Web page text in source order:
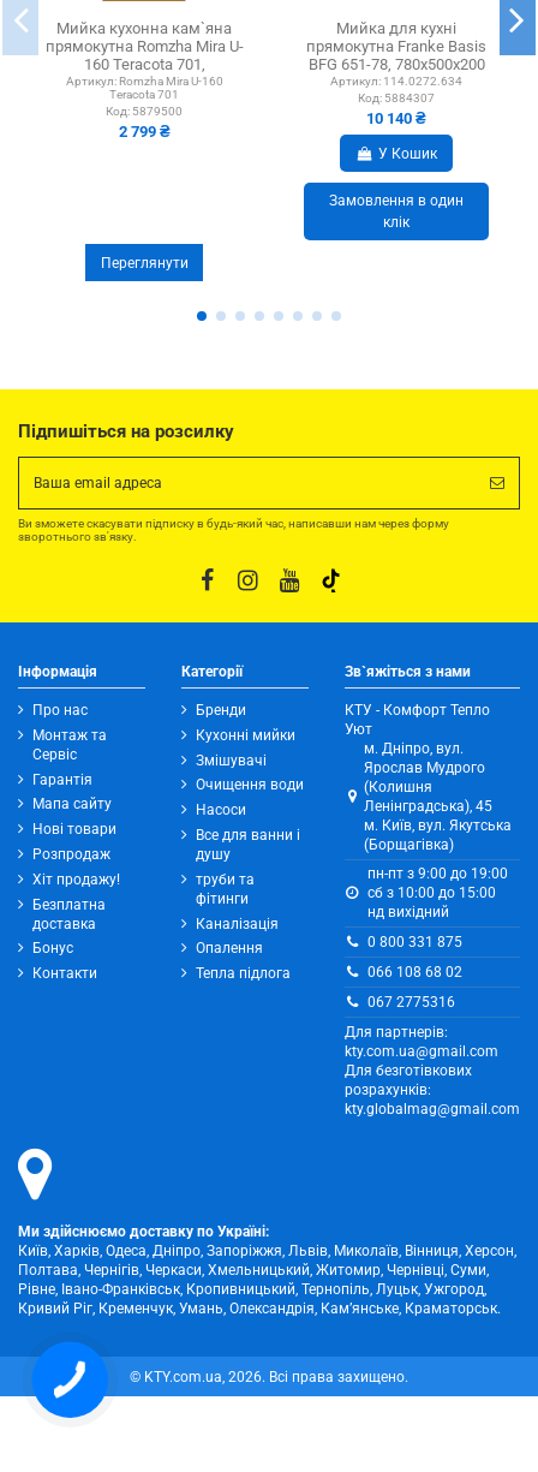
Мийка кухонна кам`яна
прямокутна Romzha Mira U-
160 Teracota 701,
200x420x217 мм
Артикул: Romzha Mira U-160
Teracota 701
Код: 5879500
2 799 ₴
Переглянути
Мийка для кухні
прямокутна Franke Basis
BFG 651-78, 780x500x200
мм, кам`яна, цукру
Артикул: 114.0272.634
Код: 5884307
10 140 ₴
У Кошик
Замовлення в один
клік
Підпишіться на розсилку
Ви зможете скасувати підписку в будь-який час, написавши нам через форму
зворотнього зв'язку.
Інформація
Про нас
Монтаж та
Сервіс
Гарантія
Мапа сайту
Нові товари
Розпродаж
Хіт продажу!
Безплатна
доставка
Бонус
Контакти
Категорії
Бренди
Кухонні мийки
Змішувачі
Очищення води
Насоси
Все для ванни і
душу
труби та
фітинги
Каналізація
Опалення
Тепла підлога
Зв`яжіться з нами
КТУ - Комфорт Тепло
Уют
м. Дніпро, вул.
Ярослав Мудрого
(Колишня
Ленінградська), 45
м. Київ, вул. Якутська
(Борщагівка)
пн-пт з 9:00 до 19:00
сб з 10:00 до 15:00
нд вихідний
0 800 331 875
066 108 68 02
067 2775316
Для партнерів:
kty.com.ua@gmail.com
Для безготівкових
розрахунків:
kty.globalmag@gmail.com
Ми здійснюємо доставку по Україні:
Київ, Харків, Одеса, Дніпро, Запоріжжя, Львів, Миколаїв, Вінниця, Херсон,
Полтава, Чернігів, Черкаси, Хмельницький, Житомир, Чернівці, Суми,
Рівне, Івано-Франківськ, Кропивницький, Тернопіль, Луцьк, Ужгород,
Кривий Ріг, Кременчук, Умань, Олександрія, Кам’янське, Краматорськ.
© KTY.com.ua, 2026. Всі права захищено.